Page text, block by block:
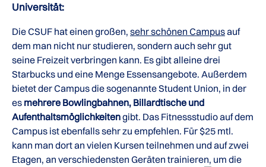
Universität:
Die CSUF hat einen großen, sehr schönen Campusauf
dem man nicht nur studieren, sondern auch sehr gut
seine Freizeit verbringen kann. Es gibt alleine drei
Starbucks und eine Menge Essensangebote. Außerdem
bietet der Campus die sogenannte Student Union, in der
es mehrere Bowlingbahnen, Billardtische und
Aufenthaltsmöglichkeitengibt. Das Fitnessstudio auf dem
Campus ist ebenfalls sehr zu empfehlen. Für $25 mtl.
kann man dort an vielen Kursen teilnehmen und auf zwei
Etagen, an verschiedensten Geräten trainieren, um die